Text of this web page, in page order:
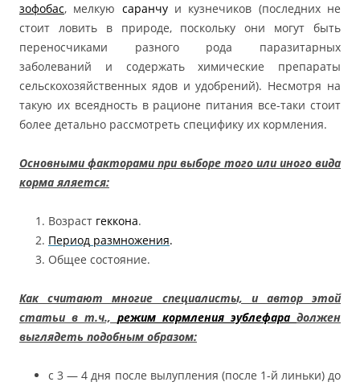
зофобас, мелкую саранчуи кузнечиков (последних не
стоит ловить в природе, поскольку они могут быть
переносчиками разного рода паразитарных
заболеваний и содержать химические препараты
сельскохозяйственных ядов и удобрений). Несмотря на
такую их всеядность в рационе питания все-таки стоит
более детально рассмотреть специфику их кормления.
Основными факторами при выборе того или иного вида
корма яляется:
Возраст геккона.
Период размножения.
Общее состояние.
Как считают многие специалисты, и автор этой
статьи в т.ч., режим кормления эублефара должен
выглядеть подобным образом:
с 3 — 4 дня после вылупления (после 1-й линьки) до